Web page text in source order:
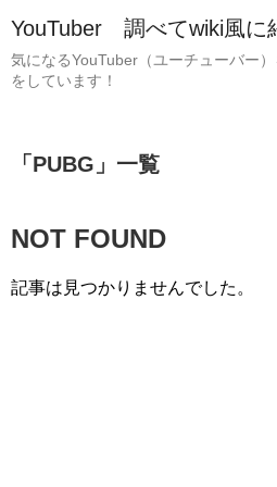
YouTuber 調べてwiki風に
気になるYouTuber（ユーチューバー
をしています！
「 PUBG 」 一覧
NOT FOUND
記事は見つかりませんでした。